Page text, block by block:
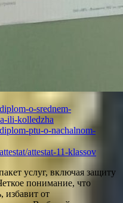
o-srednem-
ili-kolledzha
ptu-o-nachalnom-
attestat-11-klassov
услуг, включая защиту
понимание, что
избавит от